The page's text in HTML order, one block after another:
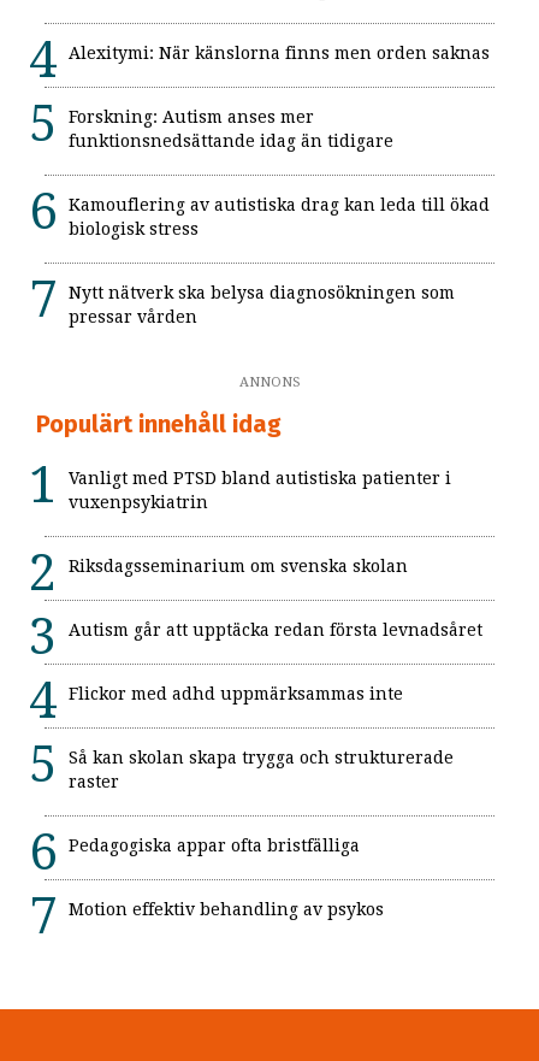
Alexitymi: När känslorna finns men orden saknas
Forskning: Autism anses mer
funktionsnedsättande idag än tidigare
Kamouflering av autistiska drag kan leda till ökad
biologisk stress
Nytt nätverk ska belysa diagnosökningen som
pressar vården
ANNONS
Populärt innehåll idag
Vanligt med PTSD bland autistiska patienter i
vuxenpsykiatrin
Riksdagsseminarium om svenska skolan
Autism går att upptäcka redan första levnadsåret
Flickor med adhd uppmärksammas inte
Så kan skolan skapa trygga och strukturerade
raster
Pedagogiska appar ofta bristfälliga
Motion effektiv behandling av psykos